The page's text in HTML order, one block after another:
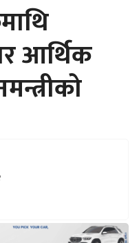
आर्थिक